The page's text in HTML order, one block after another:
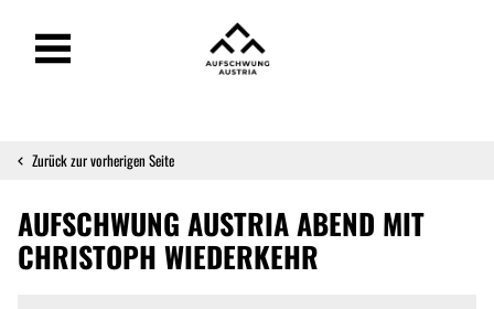
Zurück zur vorherigen Seite
AUFSCHWUNG AUSTRIA ABEND MIT
CHRISTOPH WIEDERKEHR